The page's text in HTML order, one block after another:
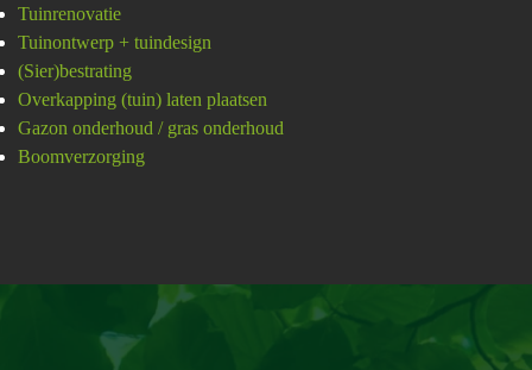
Tuinrenovatie
Tuinontwerp + tuindesign
(Sier)bestrating
Overkapping (tuin) laten plaatsen
Gazon onderhoud / gras onderhoud
Boomverzorging